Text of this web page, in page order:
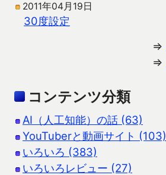
2011年04月19日
30度設定
⇒
⇒
コンテンツ分類
AI（人工知能）の話 (63)
YouTuberと動画サイト (103)
いろいろ (383)
いろいろレビュー (27)